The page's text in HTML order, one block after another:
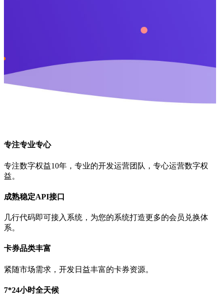
专注专业专心
专注数字权益10年，专业的开发运营团队，专心运营数字权
益。
成熟稳定API接口
几行代码即可接入系统，为您的系统打造更多的会员兑换体
系。
卡券品类丰富
紧随市场需求，开发日益丰富的卡券资源。
7*24小时全天候